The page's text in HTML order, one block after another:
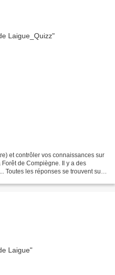
et contrôler vos connaissances sur
de Compiègne. Il y a des
Toutes les réponses se trouvent sur